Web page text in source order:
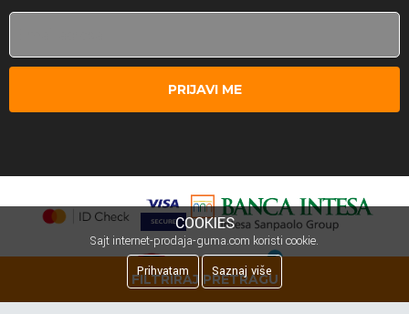
FILTRIRAJ PRETRAGU
PRIJAVI ME
COOKIES
Sajt internet-prodaja-guma.com koristi cookie.
Prihvatam
Saznaj više